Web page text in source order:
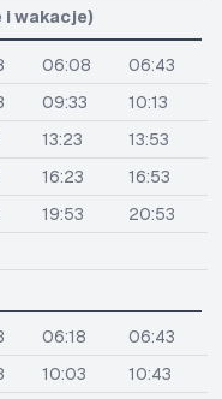
i wakacje)
06:08
06:43
09:33
10:13
13:23
13:53
16:23
16:53
19:53
20:53
06:18
06:43
10:03
10:43